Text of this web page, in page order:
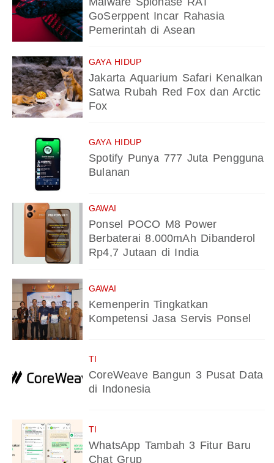
GoSerppent Incar Rahasia
Pemerintah di Asean
GAYA HIDUP
Jakarta Aquarium Safari Kenalkan
Satwa Rubah Red Fox dan Arctic
Fox
GAYA HIDUP
Spotify Punya 777 Juta Pengguna
Bulanan
GAWAI
Ponsel POCO M8 Power
Berbaterai 8.000mAh Dibanderol
Rp4,7 Jutaan di India
GAWAI
Kemenperin Tingkatkan
Kompetensi Jasa Servis Ponsel
TI
CoreWeave Bangun 3 Pusat Data
di Indonesia
TI
WhatsApp Tambah 3 Fitur Baru
Chat Grup